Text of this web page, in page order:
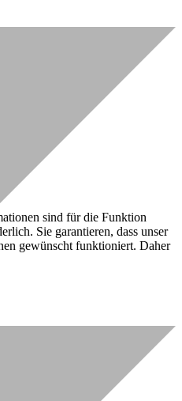
sind für die Funktion
Sie garantieren, dass unser
gewünscht funktioniert. Daher